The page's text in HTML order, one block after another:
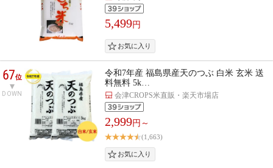
5,499円
67位
DOWN
令和7年産 福島県産天のつぶ 白米 玄米 送
料無料 5k…
会津CROPS米直販・楽天市場店
2,999円～
(1,663)